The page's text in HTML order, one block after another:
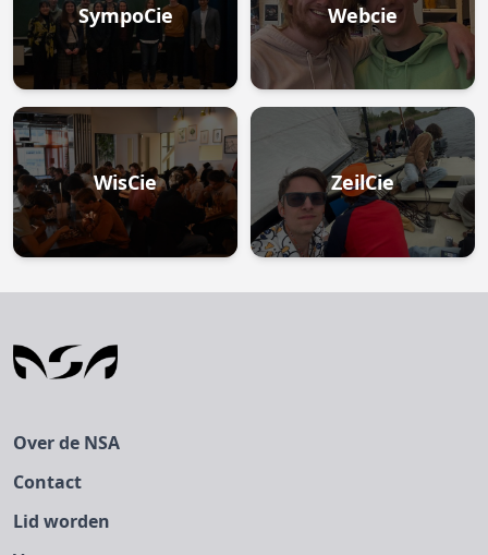
SympoCie Webcie
WisCie ZeilCie
Over de NSA
Contact
Lid worden